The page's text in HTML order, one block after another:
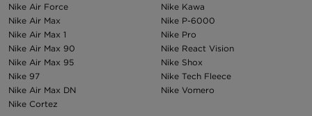
Nike Air Force
Nike Air Max
Nike Air Max 1
Nike Air Max 90
Nike Air Max 95
Nike 97
Nike Air Max DN
Nike Cortez
Nike Kawa
Nike P-6000
Nike Pro
Nike React Vision
Nike Shox
Nike Tech Fleece
Nike Vomero